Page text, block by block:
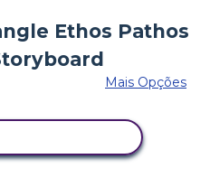
Mais Opções